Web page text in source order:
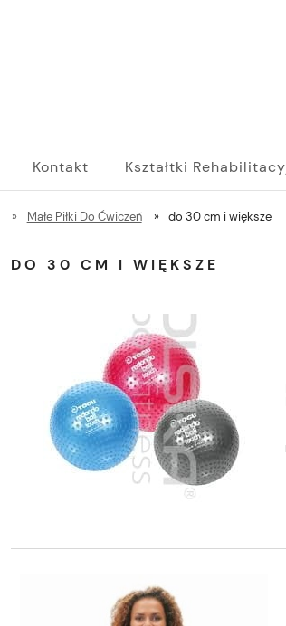
Kontakt Kształtki
» Małe Piłki Do Ćwiczeń » do 30 cm i większe
DO 30 CM I WIĘKSZE